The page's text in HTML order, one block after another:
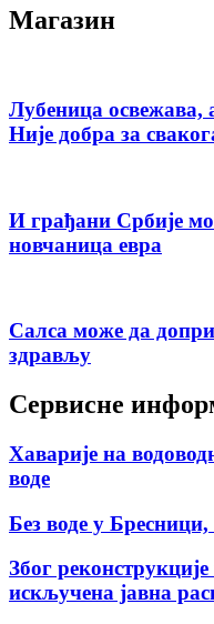
Магазин
Лубеница освежава,
Није добра за
И грађани Србије
новчаница евра
Салса може да
здрављу
Сервисне
Хаварије на
воде
Без воде у
Због
искључена јавна